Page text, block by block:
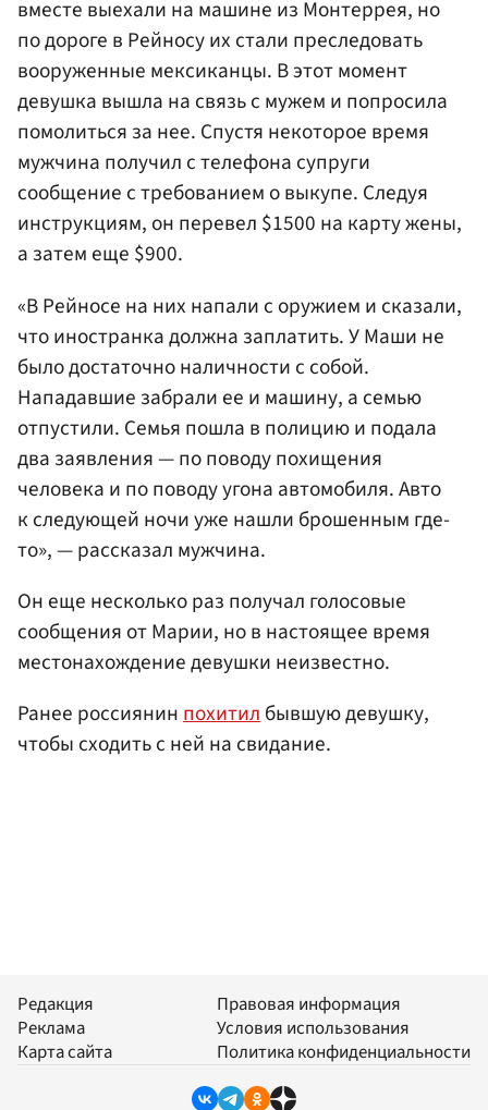
вместе выехали на машине из Монтеррея, но
по дороге в Рейносу их стали преследовать
вооруженные мексиканцы. В этот момент
девушка вышла на связь с мужем и попросила
помолиться за нее. Спустя некоторое время
мужчина получил с телефона супруги
сообщение с требованием о выкупе. Следуя
инструкциям, он перевел $1500 на карту жены,
а затем еще $900.
«В Рейносе на них напали с оружием и сказали,
что иностранка должна заплатить. У Маши не
было достаточно наличности с собой.
Нападавшие забрали ее и машину, а семью
отпустили. Семья пошла в полицию и подала
два заявления — по поводу похищения
человека и по поводу угона автомобиля. Авто
к следующей ночи уже нашли брошенным где-
то», — рассказал мужчина.
Он еще несколько раз получал голосовые
сообщения от Марии, но в настоящее время
местонахождение девушки неизвестно.
Ранее россиянинпохитилбывшую девушку,
чтобы сходить с ней на свидание.
Редакция
Реклама
Карта сайта
Правовая информация
Условия использования
Политика конфиденциальности